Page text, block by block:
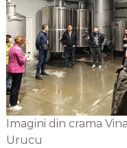
Imagini din crama
Urucu